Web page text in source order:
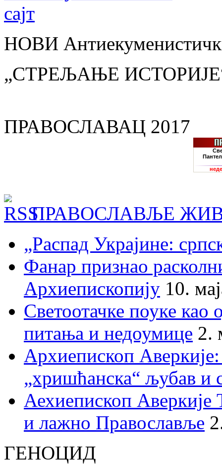
НОВИ
„СТРЕЉАЊЕ
ПРАВОСЛАВАЦ 2017
ПРАВОСЛАВЉЕ
„Распад Украјине:
Фанар признао
Архиепископију 10.
Светоотачке поуке као
питања и недоумице 2.
Архиепископ
„хришћанска“ љубав и
Аехиепископ
и лажно Православље
ГЕНОЦИД